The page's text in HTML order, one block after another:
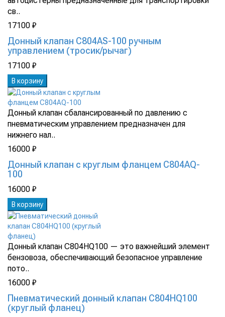
св..
17100 ₽
Донный клапан C804AS-100 ручным
управлением (тросик/рычаг)
17100 ₽
В корзину
Донный клапан сбалансированный по давлению с
пневматическим управлением предназначен для
нижнего нал..
16000 ₽
Донный клапан с круглым фланцем C804AQ-
100
16000 ₽
В корзину
Донный клапан C804HQ100 — это важнейший элемент
бензовоза, обеспечивающий безопасное управление
пото..
16000 ₽
Пневматический донный клапан C804HQ100
(круглый фланец)